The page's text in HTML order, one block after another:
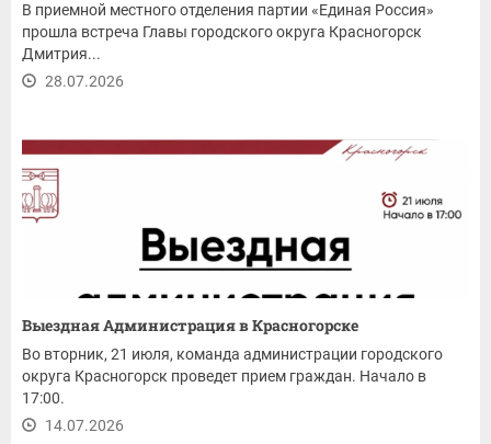
В приемной местного отделения партии «Единая Россия»
прошла встреча Главы городского округа Красногорск
Дмитрия...
28.07.2026
Выездная Администрация в Красногорске
Во вторник, 21 июля, команда администрации городского
округа Красногорск проведет прием граждан. Начало в
17:00.
14.07.2026